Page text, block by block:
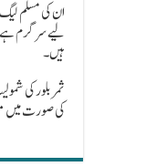
ان کی مسلم
لیے سرگرم
ہیں۔
ثمر بلور کی
کی صورت میں